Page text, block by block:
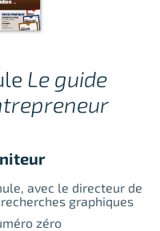
Le guide
avec le directeur de
graphiques
zéro